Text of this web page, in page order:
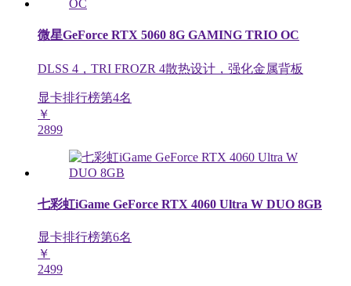
微星GeForce RTX 5060 8G GAMING TRIO OC
DLSS 4，TRI FROZR 4散热设计，强化金属背板
显卡排行榜第4名
￥
2899
七彩虹iGame GeForce RTX 4060 Ultra W DUO 8GB
显卡排行榜第6名
￥
2499